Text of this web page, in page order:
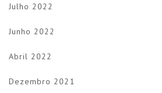
Julho 2022
Junho 2022
Abril 2022
Dezembro 2021